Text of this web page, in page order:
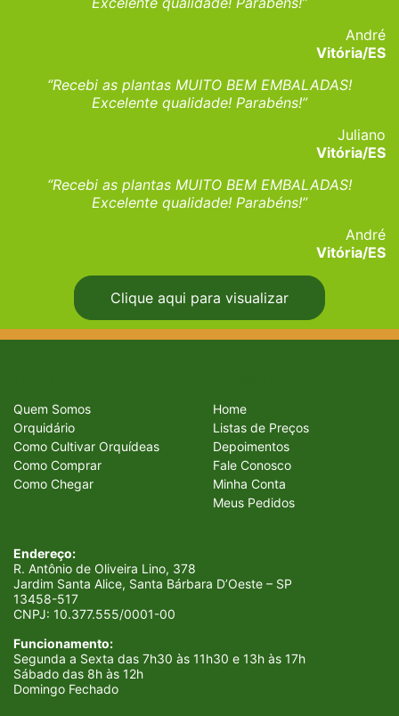
André
Vitória/ES
“Recebi as plantas MUITO BEM EMBALADAS!
Excelente qualidade! Parabéns!”
Juliano
Vitória/ES
“Recebi as plantas MUITO BEM EMBALADAS!
Excelente qualidade! Parabéns!”
André
Vitória/ES
Clique aqui para visualizar
Endereço:
R. Antônio de Oliveira Lino, 378
Jardim Santa Alice, Santa Bárbara D’Oeste – SP
13458-517
CNPJ: 10.377.555/0001-00
Funcionamento:
Segunda a Sexta das 7h30 às 11h30 e 13h às 17h
Sábado das 8h às 12h
Domingo Fechado
Quem Somos
Orquidário
Como Cultivar Orquídeas
Como Comprar
Como Chegar
Home
Listas de Preços
Depoimentos
Fale Conosco
Minha Conta
Meus Pedidos